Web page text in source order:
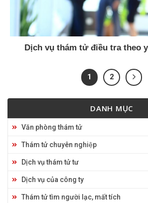
Dịch vụ thám tử điều tra theo
1 2
DANH MỤC
Văn phòng thám tử
Thám tử chuyên nghiệp
Dịch vụ thám tử tư
Dịch vụ của công ty
Thám tử tìm người lạc, mất tích